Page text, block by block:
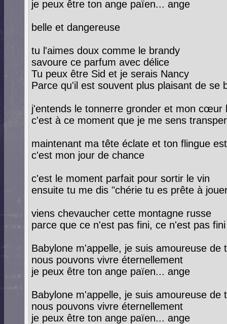
je peux être ton ange païen... ange
belle et dangereuse
tu l'aimes doux comme le brandy
savoure ce parfum avec délice
Tu peux être Sid et je serais Nancy
Parce qu'il est souvent plus plaisant de se
j'entends le tonnerre gronder et mon cœur
c'est à ce moment que je me sens
maintenant ma tête éclate et ton flingue
c'est mon jour de chance
c'est le moment parfait pour sortir le vin
ensuite tu me dis "chérie tu es prête à
viens chevaucher cette montagne russe
parce que ce n'est pas fini, ce n'est pas fini
Babylone m'appelle, je suis amoureuse de
nous pouvons vivre éternellement
je peux être ton ange païen... ange
Babylone m'appelle, je suis amoureuse de
nous pouvons vivre éternellement
je peux être ton ange païen... ange